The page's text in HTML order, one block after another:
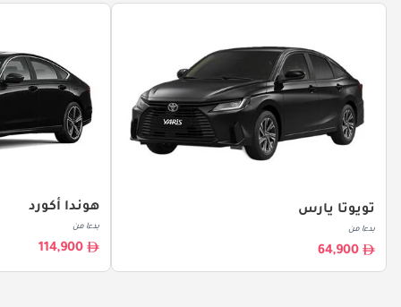
تويوتا يارس
بدءا من
64,900
هوندا أكورد
بدءا من
114,900